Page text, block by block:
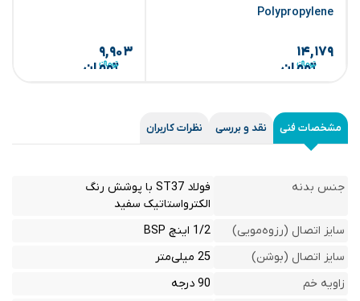
Polypropylene
۱۴,۱۷۹
تومان
۹,۹۰۳
تومان
مشخصات فنی نقد و بررسی نظرات کاربران
جنس بدنه
فولاد ST37 با پوشش رنگ
الکترواستاتیک سفید
سایز اتصال (رزوه‌مویی)
1/2 اینچ BSP
سایز اتصال (بوشن)
25 میلی‌متر
زاویه خم
90 درجه